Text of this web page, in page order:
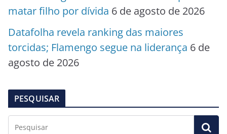
matar filho por dívida 6 de agosto de 2026
Datafolha revela ranking das maiores
torcidas; Flamengo segue na liderança 6 de
agosto de 2026
PESQUISAR